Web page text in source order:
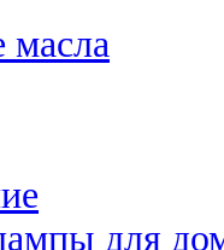
для